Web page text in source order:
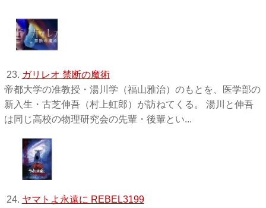
23. ガリレオ 禁断の魔術
帝都大学の准教授・湯川学（福山雅治）のもとを、医学部の
新入生・古芝伸吾（村上虹郎）が訪ねてくる。 湯川と伸吾
は同じ高校の物理研究会の先輩・後輩とい...
24. ヤマトよ永遠に REBEL3199